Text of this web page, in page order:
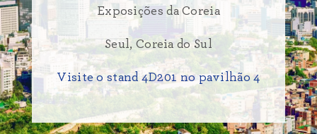
Exposições da Coreia
Seul, Coreia do Sul
Visite o stand 4D201 no pavilhão 4